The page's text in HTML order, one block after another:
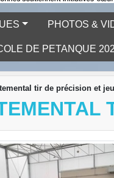
PHOTOS &
DE PETANQUE
tir de précision et